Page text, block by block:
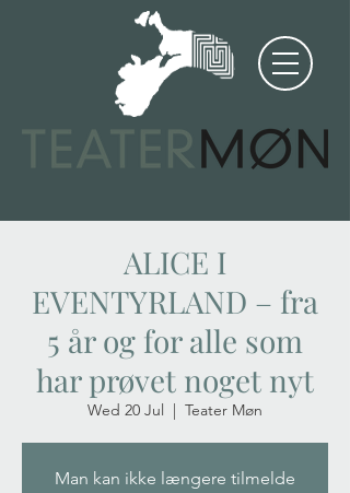
ALICE I
EVENTYRLAND – fra
5 år og for alle som
har prøvet noget nyt
Wed 20 Jul
  |
Teater Møn
Man kan ikke længere tilmelde